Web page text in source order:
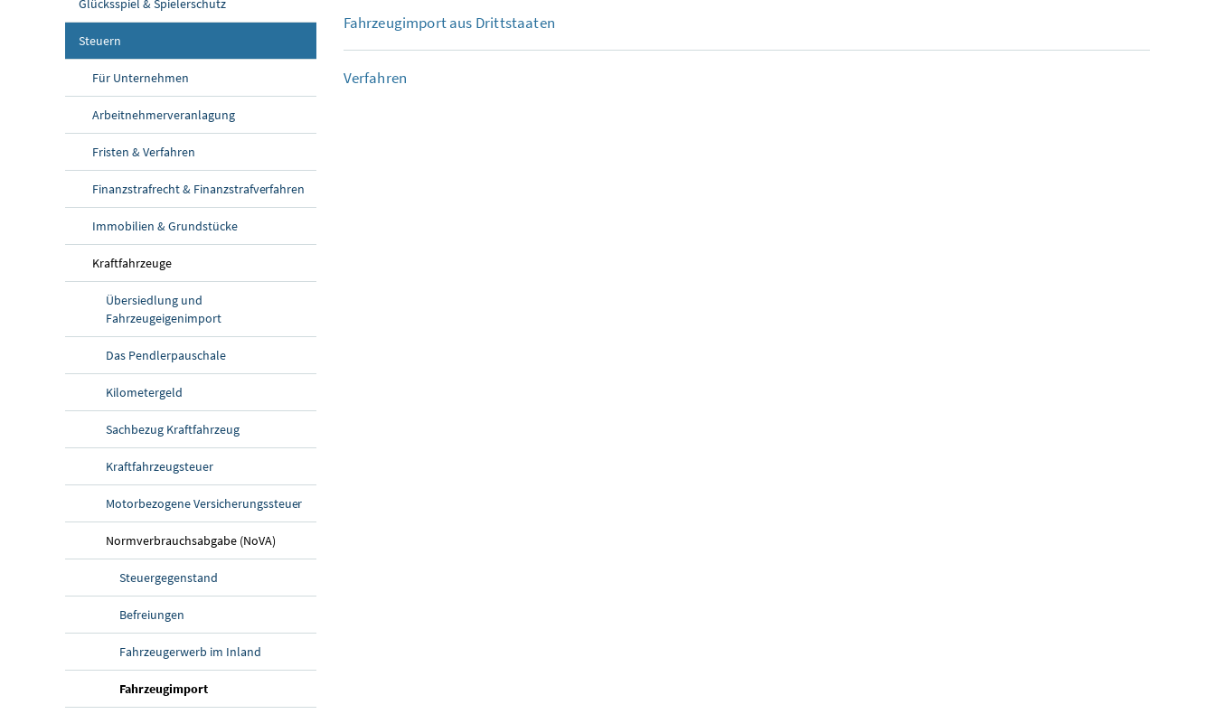
Steuern
Für Unternehmen
Arbeitnehmerveranlagung
Fristen & Verfahren
Finanzstrafrecht & Finanzstrafverfahren
Immobilien & Grundstücke
Kraftfahrzeuge
Übersiedlung und
Fahrzeugeigenimport
Das Pendlerpauschale
Kilometergeld
Sachbezug Kraftfahrzeug
Kraftfahrzeugsteuer
Motorbezogene Versicherungssteuer
Normverbrauchsabgabe (NoVA)
Steuergegenstand
Befreiungen
Fahrzeugerwerb im Inland
Fahrzeugimport(aktuelle Seite)
Fahrzeugimport aus Drittstaaten
Verfahren